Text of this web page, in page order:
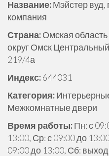
Название:Мэйстер вуд,
компания
Страна:Омская
округ Омск
219/4а
Индекс:644031
Категория:
Межкомнатные двери
Время работы:Пн: с
13:00, Ср: с 09:00 до
09:00 до 13:00, Сб: